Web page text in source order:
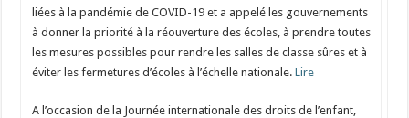
liées à la pandémie de COVID-19 et a appelé les gouvernements
à donner la priorité à la réouverture des écoles, à prendre toutes
les mesures possibles pour rendre les salles de classe sûres et à
éviter les fermetures d’écoles à l’échelle nationale. Lire
A l’occasion de la Journée internationale des droits de l’enfant,